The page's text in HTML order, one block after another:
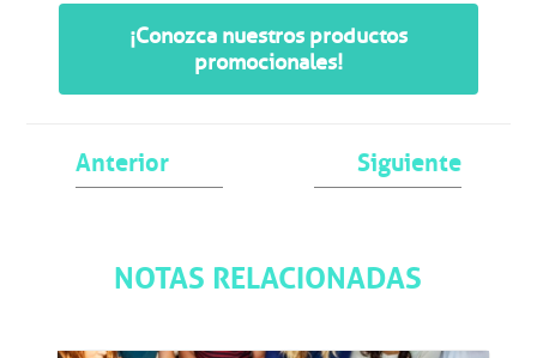
¡Conozca nuestros productos
promocionales!
Anterior Siguiente
NOTAS RELACIONADAS